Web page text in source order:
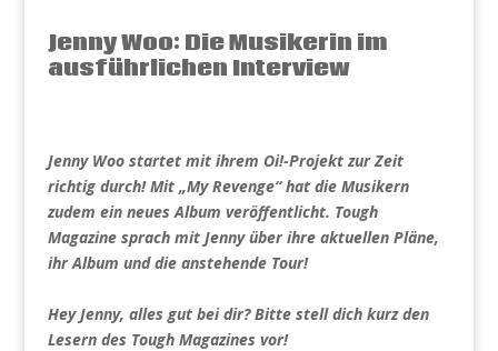
Jenny Woo: Die Musikerin im
ausführlichen Interview
Jenny Woo startet mit ihrem Oi!-Projekt zur Zeit
richtig durch! Mit „My Revenge“ hat die Musikern
zudem ein neues Album veröffentlicht. Tough
Magazine sprach mit Jenny über ihre aktuellen Pläne,
ihr Album und die anstehende Tour!
Hey Jenny, alles gut bei dir? Bitte stell dich kurz den
Lesern des Tough Magazines vor!